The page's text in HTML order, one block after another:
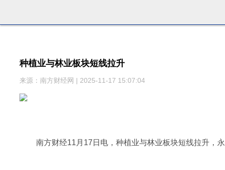
种植业与林业板块短线拉升
来源：南方财经网 | 2025-11-17 15:07:04
南方财经11月17日电，种植业与林业板块短线拉升，